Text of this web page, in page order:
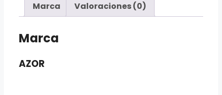
Marca Valoraciones (0)
Marca
AZOR